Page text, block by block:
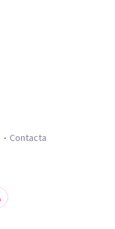
Contacta